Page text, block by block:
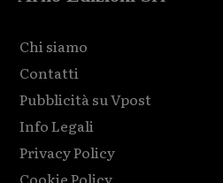
Chi siamo
Contatti
Pubblicità su Vpost
Info Legali
Privacy Policy
Cookie Policy